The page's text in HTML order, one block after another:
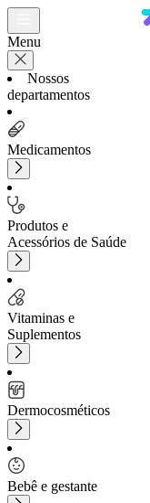
Menu
Nossos
departamentos
Medicamentos
Produtos e
Acessórios de Saúde
Vitaminas e
Suplementos
Dermocosméticos
Bebê e gestante